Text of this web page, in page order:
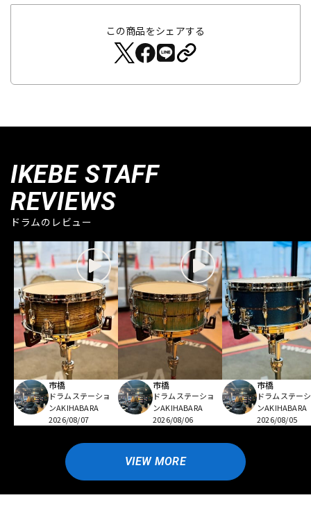
この商品をシェアする
IKEBE STAFF
REVIEWS
ドラムのレビュー
市橋
ドラムステーショ
ンAKIHABARA
2026/08/07
市橋
ドラムステーショ
ンAKIHABARA
2026/08/06
市橋
ドラムステー
ンAKIHABARA
2026/08/05
VIEW MORE